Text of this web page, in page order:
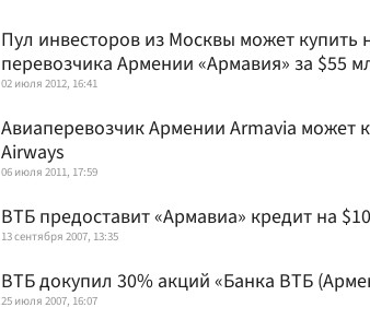
Пул инвесторов из Москвы может купить
перевозчика Армении «Армавия» за $55
02 июля 2012, 16:41
Авиаперевозчик Армении Armavia может
Airways
06 июля 2011, 17:59
ВТБ предоставит «Армавиа» кредит на
13 сентября 2007, 13:35
ВТБ докупил 30% акций «Банка ВТБ
25 июля 2007, 16:07